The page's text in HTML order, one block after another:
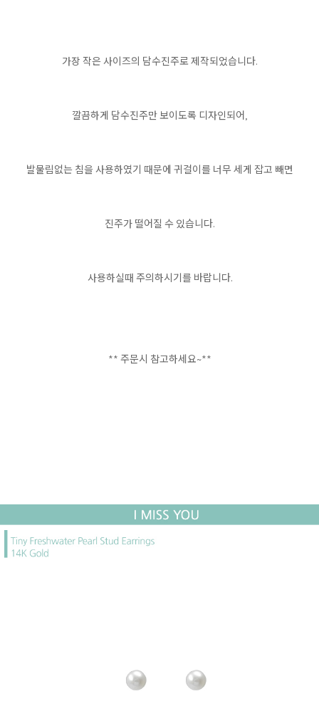
가장 작은 사이즈의 담수진주로 제작되었습니다.
깔끔하게 담수진주만 보이도록 디자인되어,
발물림없는 침을 사용하였기 때문에 귀걸이를 너무 세게 잡고 빼면
진주가 떨어질 수 있습니다.
사용하실때 주의하시기를 바랍니다.
** 주문시 참고하세요~**